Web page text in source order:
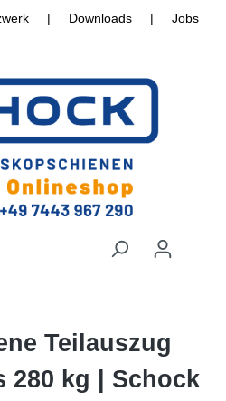
| Downloads | Jobs
Teilauszug
280 kg | Schock